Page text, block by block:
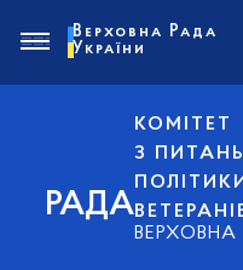
РАДА
КОМІТЕТ
З
ВЕРХОВНА
Верховна Рада
України